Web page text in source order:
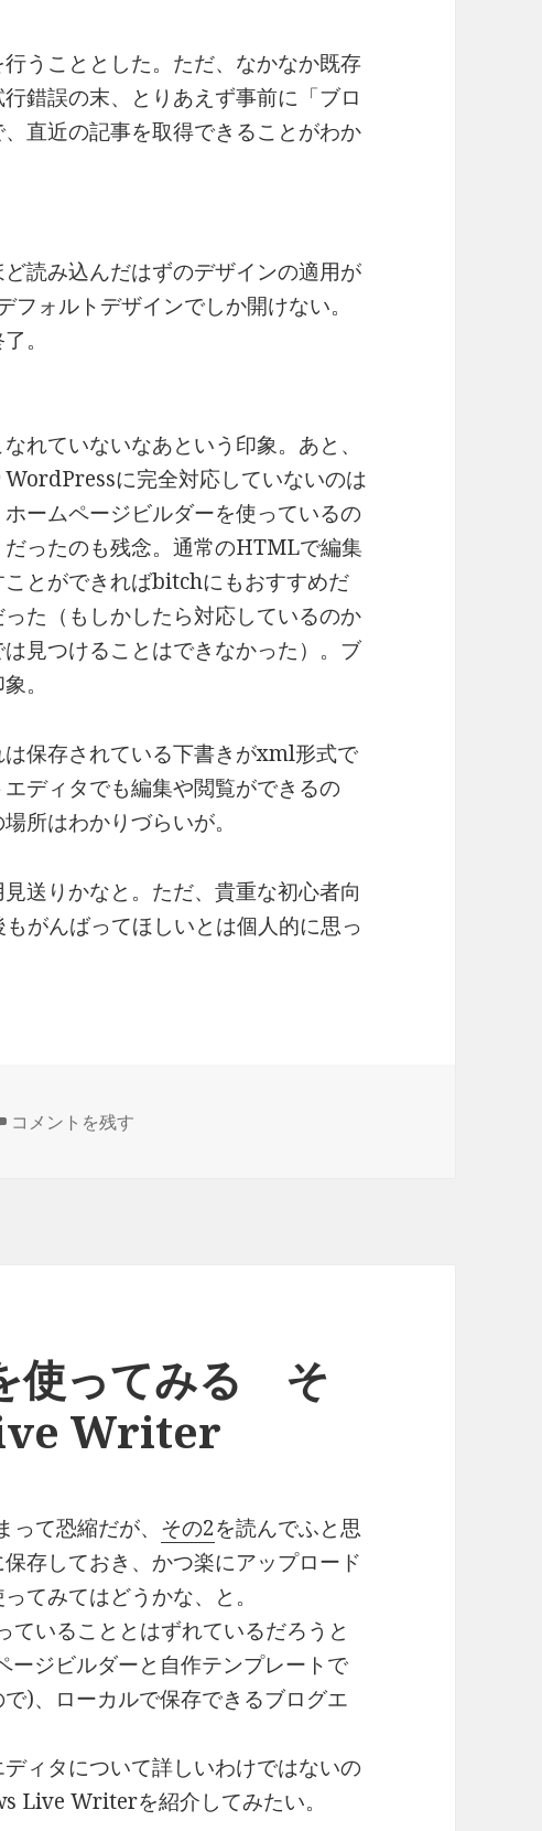
うこととした。ただ、なかなか既存
錯誤の末、とりあえず事前に「ブロ
直近の記事を取得できることがわか
読み込んだはずのデザインの適用が
ォルトデザインでしか開けない。
。
れていないなあという印象。あと、
に完全対応していないのは
ームページビルダーを使っているの
ったのも残念。通常のHTMLで編集
とができればbitchにもおすすめだ
た（もしかしたら対応しているのか
見つけることはできなかった）。ブ
。
保存されている下書きがxml形式で
ディタでも編集や閲覧ができるの
所はわかりづらいが。
送りかなと。ただ、貴重な初心者向
がんばってほしいとは個人的に思っ
ブログエディタを使ってみる その2 IBMホームページビルダー14
コメントを残す
使ってみる そ
Writer
て恐縮だが、 その2を読んでふと思
存しておき、かつ楽にアップロード
てみてはどうかな、と。
いることとはずれているだろうと
ージビルダーと自作テンプレートで
)、ローカルで保存できるブログエ
ィタについて詳しいわけではないの
Live Writerを紹介してみたい。